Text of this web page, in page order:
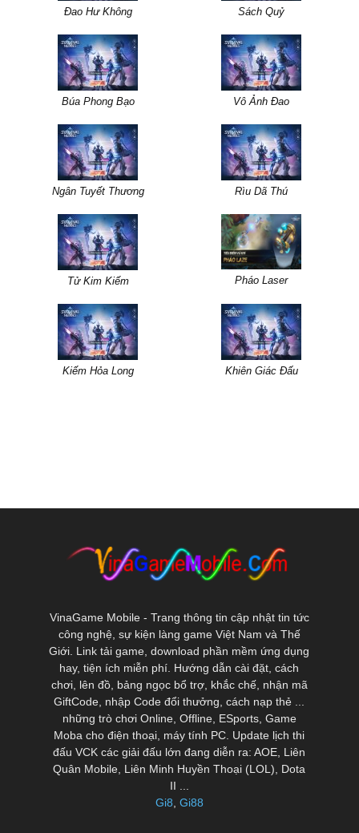
Đao Hư Không Sách Quỷ
Búa Phong Bạo Vô Ảnh Đao
Ngân Tuyết Thương Rìu Dã Thú
Tử Kim Kiếm Pháo Laser
Kiếm Hỏa Long Khiên Giác Đấu
VinaGame Mobile - Trang thông tin cập nhật tin tức
công nghệ, sự kiện làng game Việt Nam và Thế
Giới. Link tải game, download phần mềm ứng dụng
hay, tiện ích miễn phí. Hướng dẫn cài đặt, cách
chơi, lên đồ, bảng ngọc bổ trợ, khắc chế, nhận mã
GiftCode, nhập Code đổi thưởng, cách nạp thẻ ...
những trò chơi Online, Offline, ESports, Game
Moba cho điện thoại, máy tính PC. Update lịch thi
đấu VCK các giải đấu lớn đang diễn ra: AOE, Liên
Quân Mobile, Liên Minh Huyền Thoại (LOL), Dota
II ...
Gi8 Gi88